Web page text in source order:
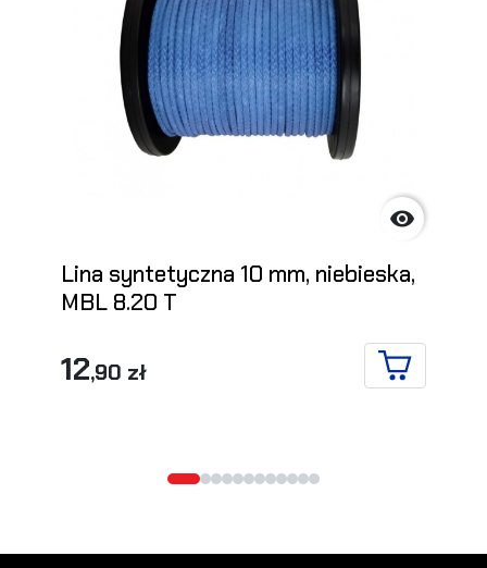

Lina syntetyczna 10 mm, niebieska,
MBL 8.20 T
12,90 zł
DO